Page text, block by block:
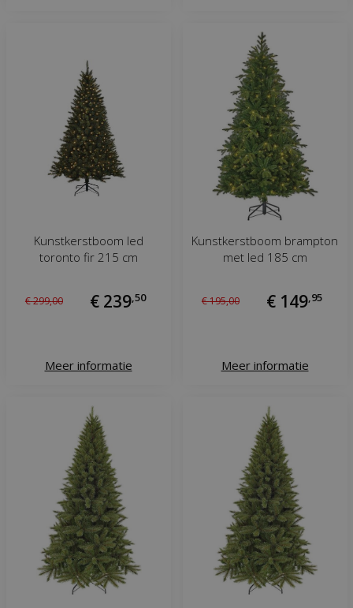
Kunstkerstboom led
toronto fir 215 cm
€299,00 € 239, 50
Meer informatie
Kunstkerstboom brampton
met led 185 cm
€195,00 € 149, 95
Meer informatie